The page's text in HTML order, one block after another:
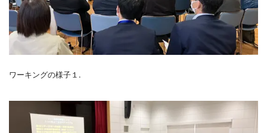
ワーキングの様子１.